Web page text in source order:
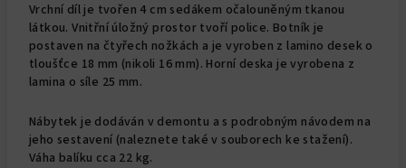
Vrchní díl je tvořen 4 cm sedákem očalouněným tkanou
látkou. Vnitřní úložný prostor tvoří police. Botník je
postaven na čtyřech nožkách a je vyroben z lamino desek o
tloušťce 18 mm (nikoli 16 mm). Horní deska je vyrobena z
lamina o síle 25 mm.
Nábytek je dodáván v demontu a s podrobným návodem na
jeho sestavení (naleznete také v souborech ke stažení).
Váha balíku cca 22 kg.